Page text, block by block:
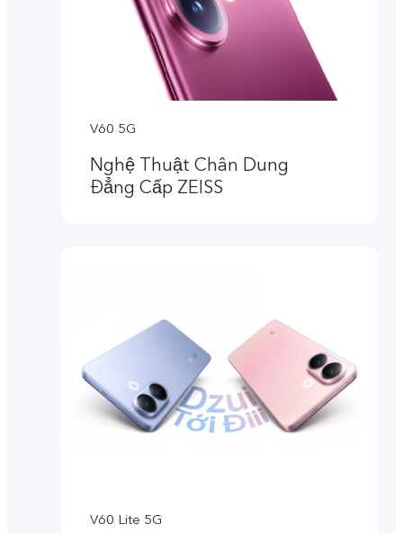
V60 5G
Nghệ Thuật Chân Dung
Đẳng Cấp ZEISS
V60 Lite 5G